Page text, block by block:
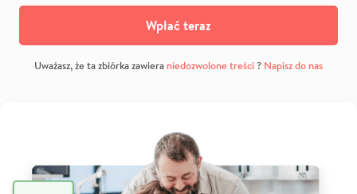
Wpłać teraz
Uważasz, że ta zbiórka zawiera niedozwolone treści? Napisz do nas